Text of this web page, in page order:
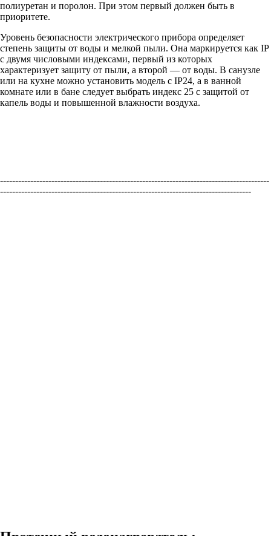
полиуретан и поролон. При этом первый должен быть в
приоритете.
Уровень безопасности электрического прибора определяет
степень защиты от воды и мелкой пыли. Она маркируется как IP
с двумя числовыми индексами, первый из которых
характеризует защиту от пыли, а второй — от воды. В санузле
или на кухне можно установить модель с IP24, а в ванной
комнате или в бане следует выбрать индекс 25 с защитой от
капель воды и повышенной влажности воздуха.
-----------------------------------------------------------------------------------------
-----------------------------------------------------------------------------------